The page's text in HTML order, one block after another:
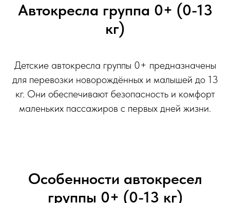
Автокресла группа 0+ (0-13
кг)
Детские автокресла группы 0+ предназначены
для перевозки новорождённых и малышей до 13
кг. Они обеспечивают безопасность и комфорт
маленьких пассажиров с первых дней жизни.
Особенности автокресел
группы 0+ (0-13 кг)